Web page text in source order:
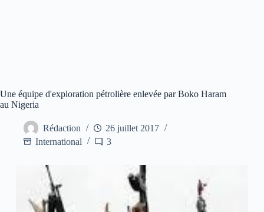
Une équipe d'exploration pétrolière enlevée par Boko Haram
au Nigeria
Rédaction
26 juillet 2017
International
3